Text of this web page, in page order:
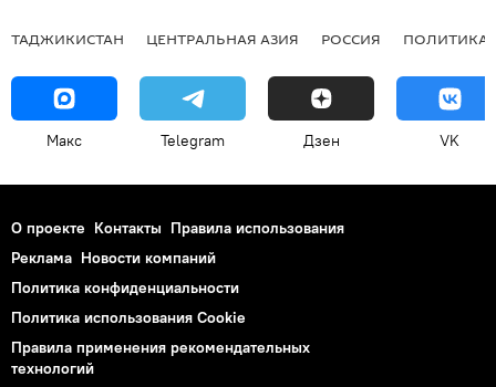
ТАДЖИКИСТАН ЦЕНТРАЛЬНАЯ АЗИЯ РОССИЯ ПОЛИТИКА
Макс Telegram Дзен VK
О проекте Контакты Правила использования
Реклама Новости компаний
Политика конфиденциальности
Политика использования Cookie
Правила применения рекомендательных
технологий